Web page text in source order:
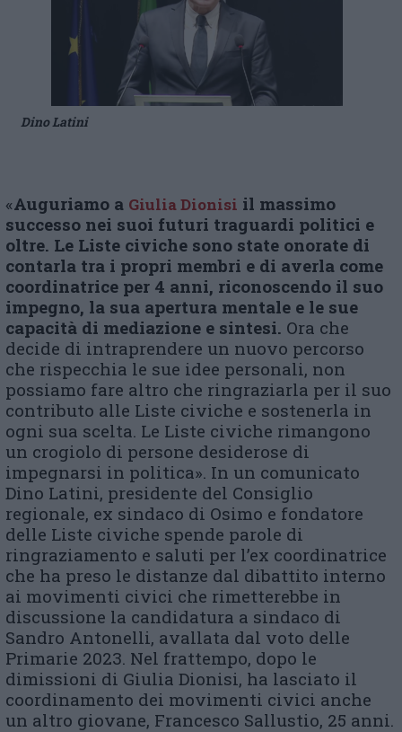
Dino Latini
«Auguriamo a Giulia Dionisi il massimo
successo nei suoi futuri traguardi politici e
oltre. Le Liste civiche sono state onorate di
contarla tra i propri membri e di averla come
coordinatrice per 4 anni, riconoscendo il suo
impegno, la sua apertura mentale e le sue
capacità di mediazione e sintesi. Ora che
decide di intraprendere un nuovo percorso
che rispecchia le sue idee personali, non
possiamo fare altro che ringraziarla per il suo
contributo alle Liste civiche e sostenerla in
ogni sua scelta. Le Liste civiche rimangono
un crogiolo di persone desiderose di
impegnarsi in politica». In un comunicato
Dino Latini, presidente del Consiglio
regionale, ex sindaco di Osimo e fondatore
delle Liste civiche spende parole di
ringraziamento e saluti per l’ex coordinatrice
che ha preso le distanze dal dibattito interno
ai movimenti civici che rimetterebbe in
discussione la candidatura a sindaco di
Sandro Antonelli, avallata dal voto delle
Primarie 2023. Nel frattempo, dopo le
dimissioni di Giulia Dionisi, ha lasciato il
coordinamento dei movimenti civici anche
un altro giovane, Francesco Sallustio, 25 anni.